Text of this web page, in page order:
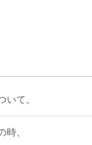
て。
、